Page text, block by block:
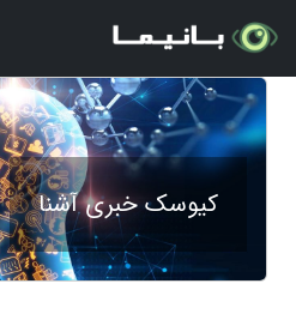
کیوسک خبری آشنا